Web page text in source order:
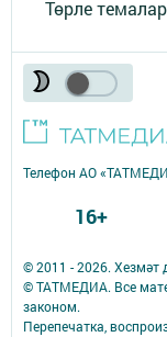
Төрле темалар
© 2011 - 2026.
© ТАТМЕДИА. Все
законом.
Перепечатка,
Телефон АО
16+